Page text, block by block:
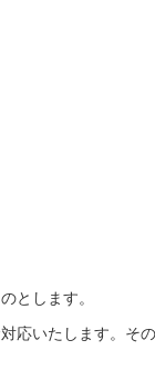
とします。
いたします。そ